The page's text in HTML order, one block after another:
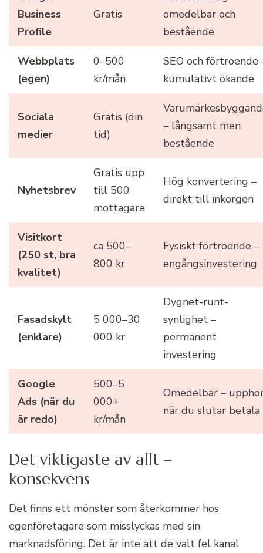
Business
Profile
Gratis
omedelbar och
bestående
Webbplats
(egen)
0–500
kr/mån
SEO och förtroende
kumulativt ökande
Sociala
medier
Gratis (din
tid)
– långsamt men
bestående
Nyhetsbrev
Gratis upp
till 500
mottagare
Hög konvertering –
direkt till inkorgen
Visitkort
(250 st, bra
kvalitet)
ca 500–
800 kr
Fysiskt förtroende –
engångsinvestering
Fasadskylt
(enklare)
5 000–30
000 kr
Dygnet-runt-
synlighet –
permanent
investering
Google
Ads (när du
är redo)
500–5
000+
kr/mån
Omedelbar –
när du slutar betala
Det viktigaste av allt –
konsekvens
Det finns ett mönster som återkommer hos
egenföretagare som misslyckas med sin
marknadsföring. Det är inte att de valt fel kanal